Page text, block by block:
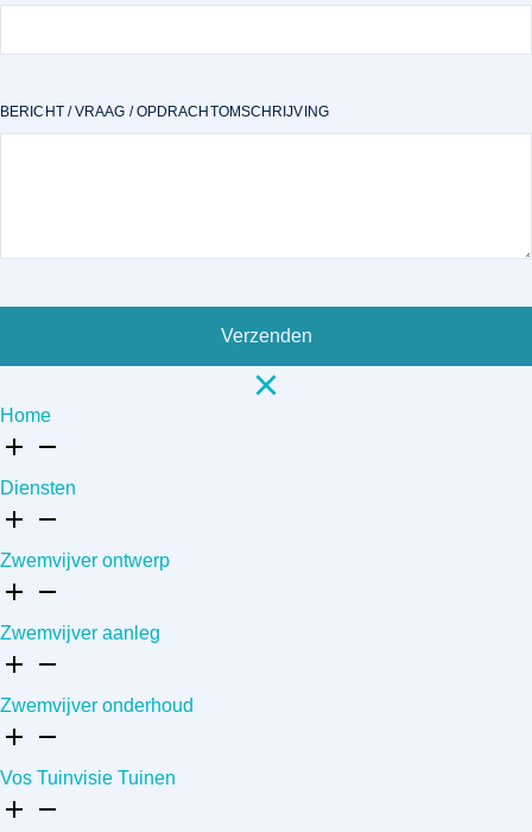
BERICHT / VRAAG / OPDRACHTOMSCHRIJVING
Verzenden
Home
Diensten
Zwemvijver ontwerp
Zwemvijver aanleg
Zwemvijver onderhoud
Vos Tuinvisie Tuinen